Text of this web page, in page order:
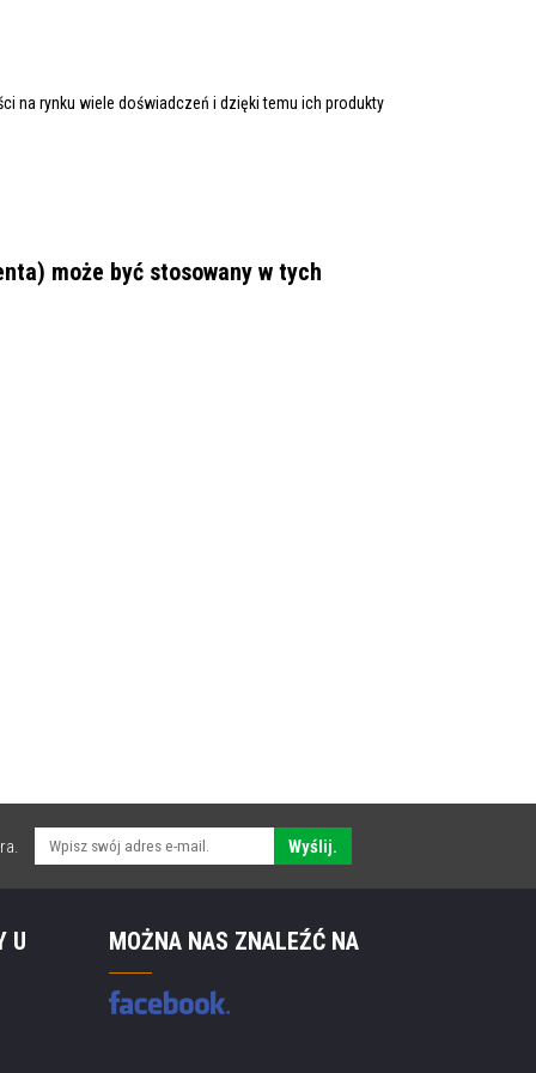
na rynku wiele doświadczeń i dzięki temu ich produkty
może być stosowany w tych
Wyślij.
U MOŻNA NAS ZNALEŹĆ NA